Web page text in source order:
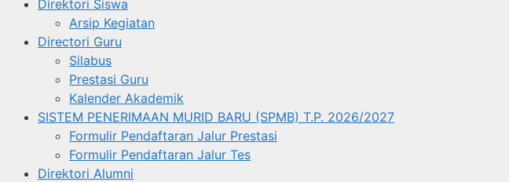
Direktori Siswa
Arsip Kegiatan
Directori Guru
Silabus
Prestasi Guru
Kalender Akademik
SISTEM PENERIMAAN MURID BARU (SPMB) T.P. 2026/2027
Formulir Pendaftaran Jalur Prestasi
Formulir Pendaftaran Jalur Tes
Direktori Alumni